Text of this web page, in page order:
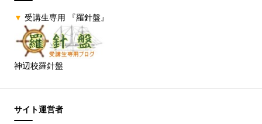
▼ 受講生専用 『羅針盤』
神辺校羅針盤
サイト運営者